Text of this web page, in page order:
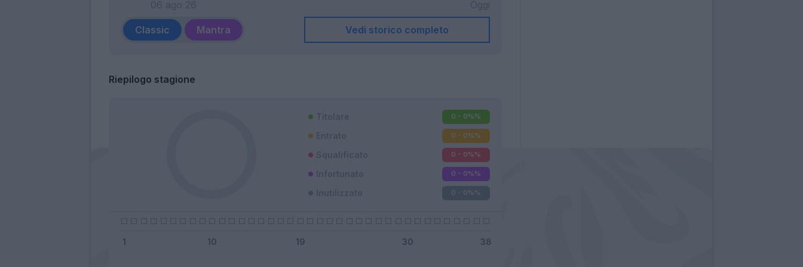
Classic Mantra Vedi storico completo
Riepilogo stagione
0 - 0%%
0 - 0%%
0 - 0%%
0 - 0%%
0 - 0%%